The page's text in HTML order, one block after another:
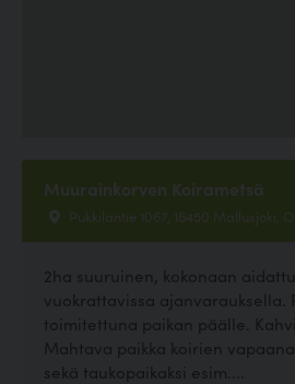
Muurainkorven Koirametsä
Pukkilantie 1067, 16450 Mallusjoki,
2ha suuruinen, kokonaan
vuokrattavissa ajanvarauksella.
toimitettuna paikan päälle.
Mahtava paikka koirien
sekä taukopaikaksi esim....